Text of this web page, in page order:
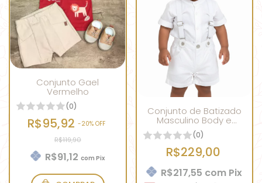
Conjunto Gael
Vermelho
(0)
R$95,92-20% OFF
R$119,90
R$91,12com Pix
Conjunto de Batizado
Masculino Body e
Bermuda com
Suspensório
(0)
R$229,00
R$217,55 com Pix